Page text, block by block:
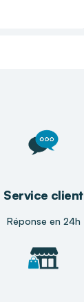
Service client
Réponse en 24h